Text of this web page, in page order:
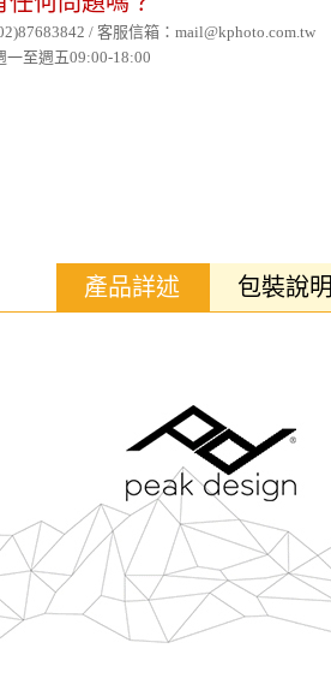
/ 客服信箱：mail@kphoto.com.tw
一至週五09:00-18:00
產品詳述 包裝說明